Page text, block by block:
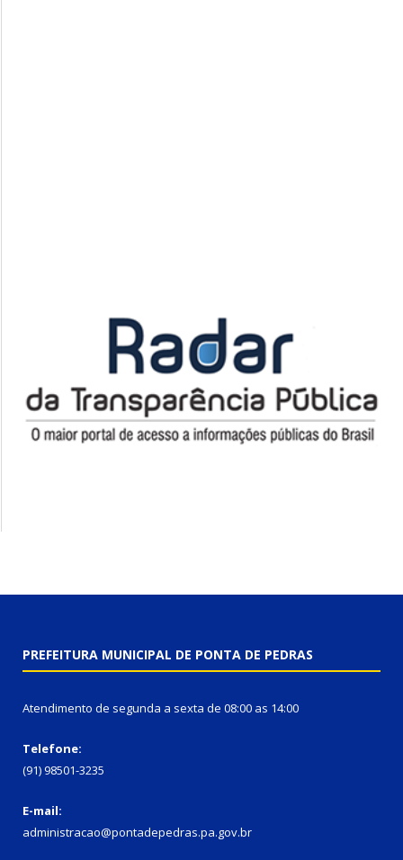
PREFEITURA MUNICIPAL DE PONTA DE PEDRAS
Atendimento de segunda a sexta de 08:00 as 14:00
Telefone:
(91) 98501-3235
E-mail:
administracao@pontadepedras.pa.gov.br